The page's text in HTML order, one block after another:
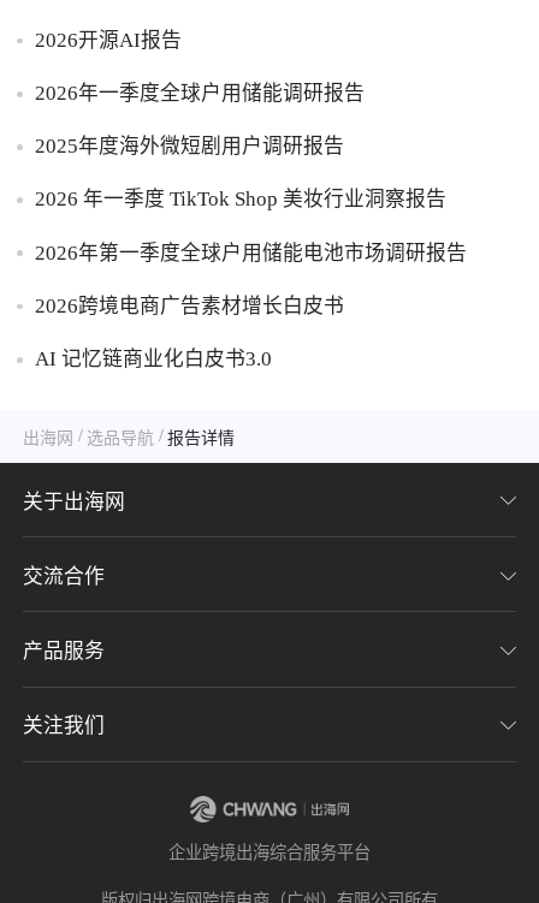
2026开源AI报告
2026年一季度全球户用储能调研报告
2025年度海外微短剧用户调研报告
2026 年一季度 TikTok Shop 美妆行业洞察报告
2026年第一季度全球户用储能电池市场调研报告
2026跨境电商广告素材增长白皮书
AI 记忆链商业化白皮书3.0
出海网 / 选品导航 / 报告详情
关于出海网
关于我们
加入我们
隐私协议
交流合作
联系我们
意见反馈
产品服务
CHWE全球跨境电商展
关注我们
企业跨境出海综合服务平台